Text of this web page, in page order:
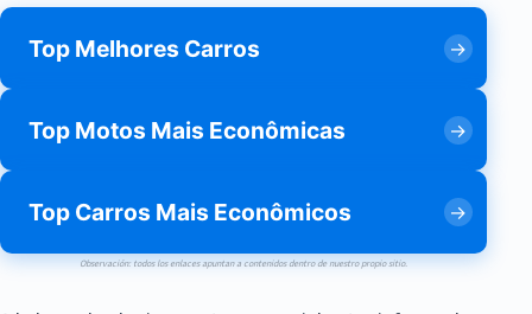
Top Melhores Carros
Top Motos Mais Econômicas
Top Carros Mais Econômicos
Observación: todos los enlaces apuntan a contenidos dentro de nuestro propio sitio.